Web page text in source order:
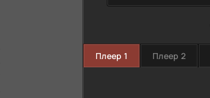
Плеер 1 Плеер 2